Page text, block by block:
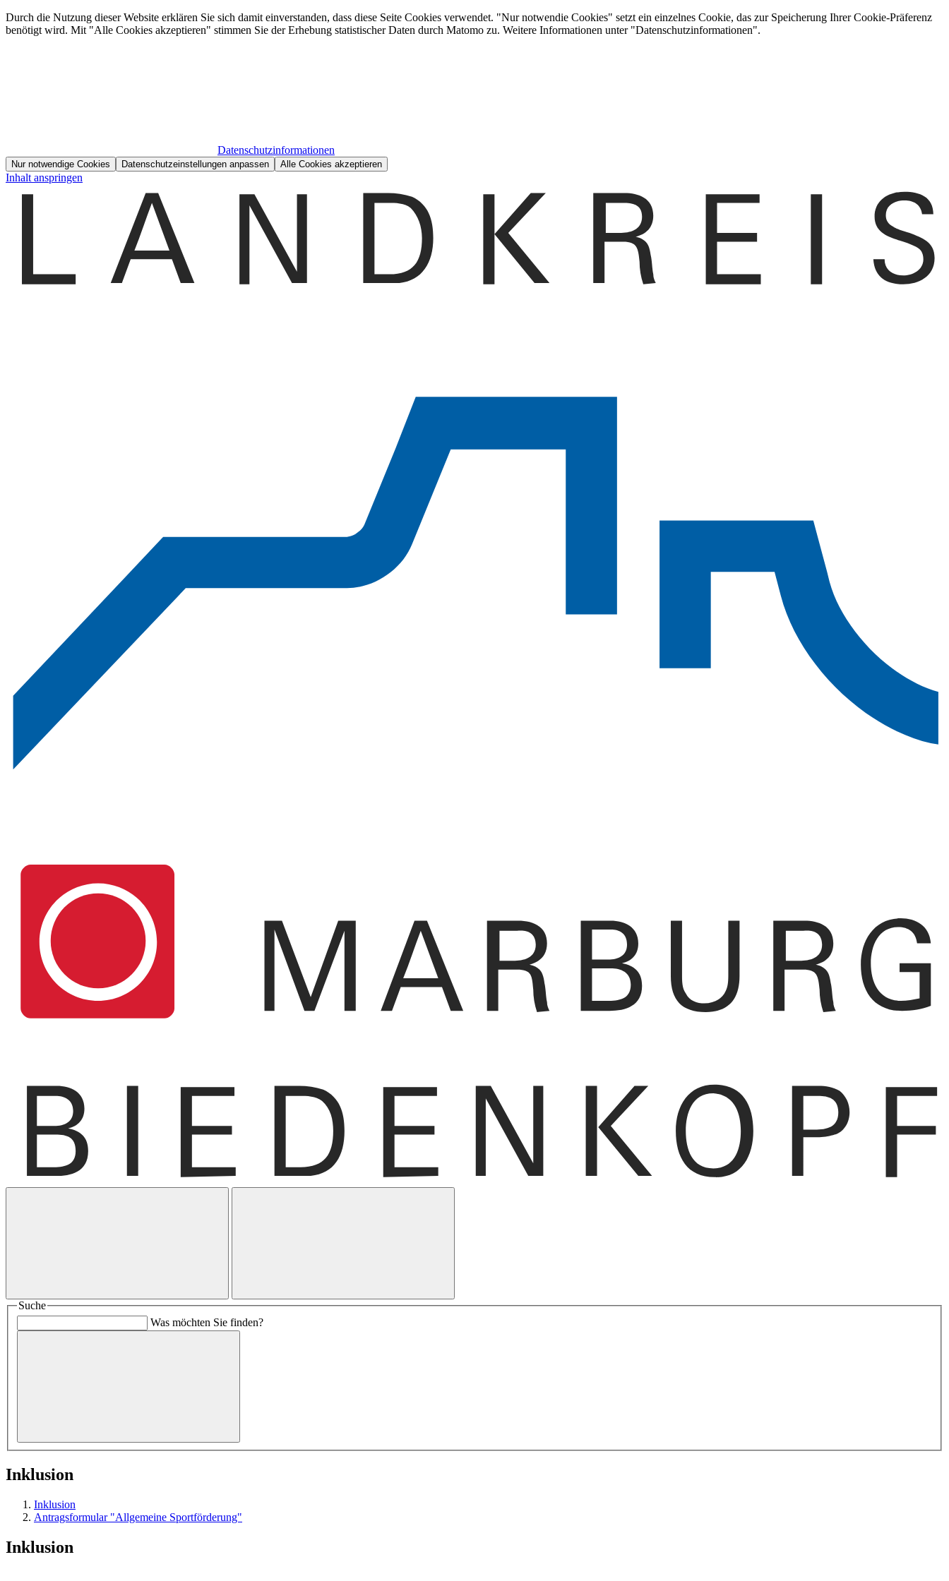
Durch die Nutzung dieser Website erklären Sie sich damit einverstanden, dass diese Seite Cookies verwendet. "Nur notwendie Cookies" setzt ein einzelnes Cookie, das zur Speicherung Ihrer Cookie-Präferenz
benötigt wird. Mit "Alle Cookies akzeptieren" stimmen Sie der Erhebung statistischer Daten durch Matomo zu. Weitere Informationen unter "Datenschutzinformationen".
Datenschutzinformationen
Nur notwendige Cookies Datenschutzeinstellungen anpassen Alle Cookies akzeptieren
Inhalt anspringen
Suche
Was möchten Sie finden?
Inklusion
Inklusion
Antragsformular "Allgemeine Sportförderung"
Inklusion